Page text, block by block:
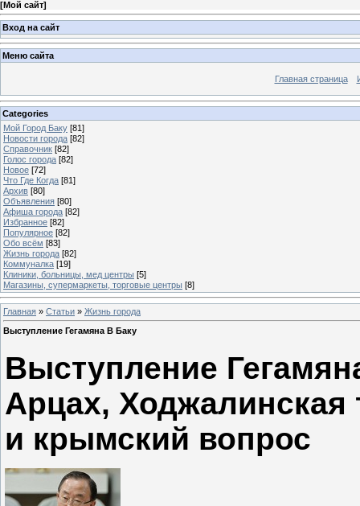
[Мой сайт]
Вход на сайт
Меню сайта
Главная страница
Categories
Мой Город Баку [81]
Новости города [82]
Справочник [82]
Голос города [82]
Новое [72]
Что Где Когда [81]
Архив [80]
Объявления [80]
Афиша города [82]
Избранное [82]
Популярное [82]
Обо всём [83]
Жизнь города [82]
Коммуналка [19]
Клиники, больницы, мед центры [5]
Магазины, супермаркеты, торговые центры [8]
Главная » Статьи » Жизнь города
Выступление Гегамяна В Баку
Выступление
Арцах, Ходжалинская
и крымский вопрос